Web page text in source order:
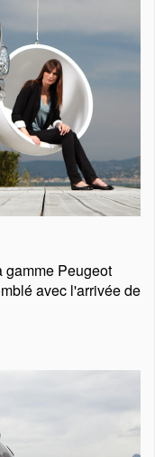
gamme Peugeot
avec l'arrivée de